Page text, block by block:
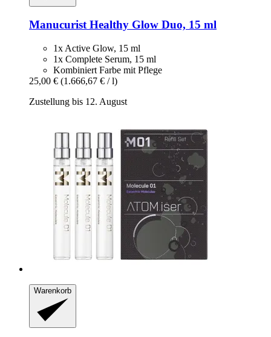
Manucurist Healthy Glow Duo, 15 ml
1x Active Glow, 15 ml
1x Complete Serum, 15 ml
Kombiniert Farbe mit Pflege
25,00 € (1.666,67 € / l)
Zustellung bis 12. August
Warenkorb